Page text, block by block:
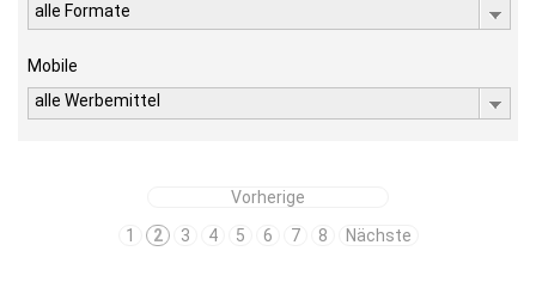
alle Formate
Mobile
alle Werbemittel
Vorherige
1
2 3 4 5 6 7 8 Nächste